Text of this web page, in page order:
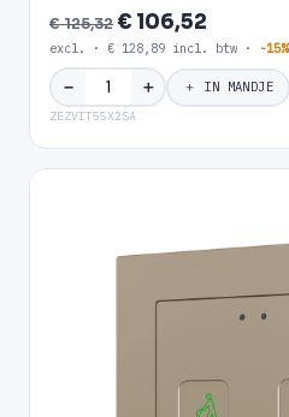
€ 125,32€ 106,52
excl. · € 128,89 incl. btw · -15%
− ＋ ＋ IN MANDJE
ZEZVIT55X2SA